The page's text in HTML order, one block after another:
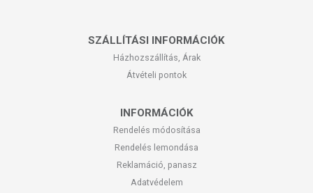
SZÁLLÍTÁSI INFORMÁCIÓK
Házhozszállítás, Árak
Átvételi pontok
INFORMÁCIÓK
Rendelés módosítása
Rendelés lemondása
Reklamáció, panasz
Adatvédelem